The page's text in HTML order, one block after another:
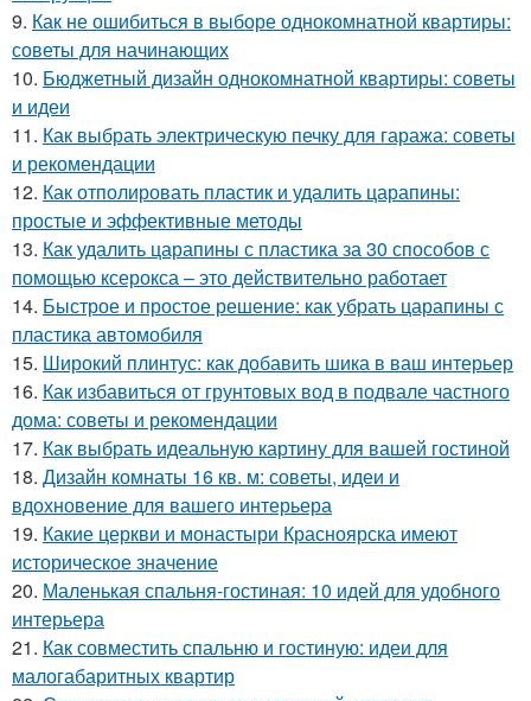
9. Как не ошибиться в выборе однокомнатной квартиры:
советы для начинающих
10. Бюджетный дизайн однокомнатной квартиры: советы
и идеи
11. Как выбрать электрическую печку для гаража: советы
и рекомендации
12. Как отполировать пластик и удалить царапины:
простые и эффективные методы
13. Как удалить царапины с пластика за 30 способов с
помощью ксерокса – это действительно работает
14. Быстрое и простое решение: как убрать царапины с
пластика автомобиля
15. Широкий плинтус: как добавить шика в ваш интерьер
16. Как избавиться от грунтовых вод в подвале частного
дома: советы и рекомендации
17. Как выбрать идеальную картину для вашей гостиной
18. Дизайн комнаты 16 кв. м: советы, идеи и
вдохновение для вашего интерьера
19. Какие церкви и монастыри Красноярска имеют
историческое значение
20. Маленькая спальня-гостиная: 10 идей для удобного
интерьера
21. Как совместить спальню и гостиную: идеи для
малогабаритных квартир